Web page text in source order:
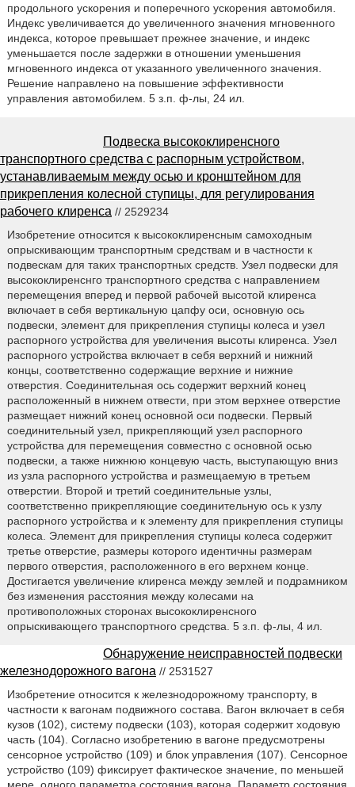
продольного ускорения и поперечного ускорения автомобиля.
Индекс увеличивается до увеличенного значения мгновенного
индекса, которое превышает прежнее значение, и индекс
уменьшается после задержки в отношении уменьшения
мгновенного индекса от указанного увеличенного значения.
Решение направлено на повышение эффективности
управления автомобилем. 5 з.п. ф-лы, 24 ил.
Подвеска высококлиренсного
транспортного средства с распорным устройством,
устанавливаемым между осью и кронштейном для
прикрепления колесной ступицы, для регулирования
рабочего клиренса // 2529234
Изобретение относится к высококлиренсным самоходным
опрыскивающим транспортным средствам и в частности к
подвескам для таких транспортных средств. Узел подвески для
высококлиренснго транспортного средства с направлением
перемещения вперед и первой рабочей высотой клиренса
включает в себя вертикальную цапфу оси, основную ось
подвески, элемент для прикрепления ступицы колеса и узел
распорного устройства для увеличения высоты клиренса. Узел
распорного устройства включает в себя верхний и нижний
концы, соответственно содержащие верхние и нижние
отверстия. Соединительная ось содержит верхний конец
расположенный в нижнем отвести, при этом верхнее отверстие
размещает нижний конец основной оси подвески. Первый
соединительный узел, прикрепляющий узел распорного
устройства для перемещения совместно с основной осью
подвески, а также нижнюю концевую часть, выступающую вниз
из узла распорного устройства и размещаемую в третьем
отверстии. Второй и третий соединительные узлы,
соответственно прикрепляющие соединительную ось к узлу
распорного устройства и к элементу для прикрепления ступицы
колеса. Элемент для прикрепления ступицы колеса содержит
третье отверстие, размеры которого идентичны размерам
первого отверстия, расположенного в его верхнем конце.
Достигается увеличение клиренса между землей и подрамником
без изменения расстояния между колесами на
противоположных сторонах высококлиренсного
опрыскивающего транспортного средства. 5 з.п. ф-лы, 4 ил.
Обнаружение неисправностей подвески
железнодорожного вагона // 2531527
Изобретение относится к железнодорожному транспорту, в
частности к вагонам подвижного состава. Вагон включает в себя
кузов (102), систему подвески (103), которая содержит ходовую
часть (104). Согласно изобретению в вагоне предусмотрены
сенсорное устройство (109) и блок управления (107). Сенсорное
устройство (109) фиксирует фактическое значение, по меньшей
мере, одного параметра состояния вагона. Параметр состояния